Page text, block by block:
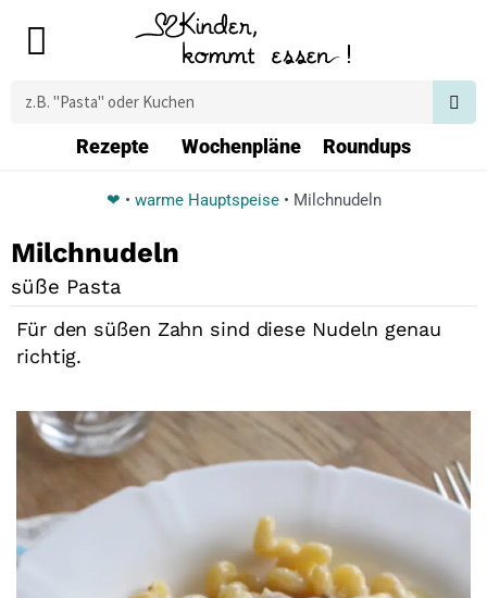
Main
Suche
Rezepte Wochenpläne Roundups
❤ • warme Hauptspeise• Milchnudeln
Milchnudeln
süße Pasta
Für den süßen Zahn sind diese Nudeln genau
richtig.